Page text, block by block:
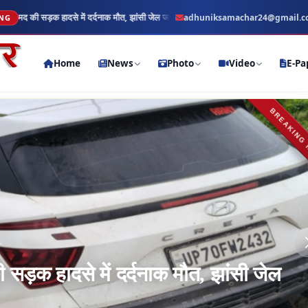
झांसी जेल जा रहे थे परिवार से मिलने Rajya Shaher नैनी: एडीए चौकी प्रभारी लेखपाल
Home News Photo Video E-
हादसे में दर्दनाक मौत, झांसी जेल